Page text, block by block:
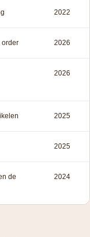
2022
order 2026
2026
2025
2025
de
2024